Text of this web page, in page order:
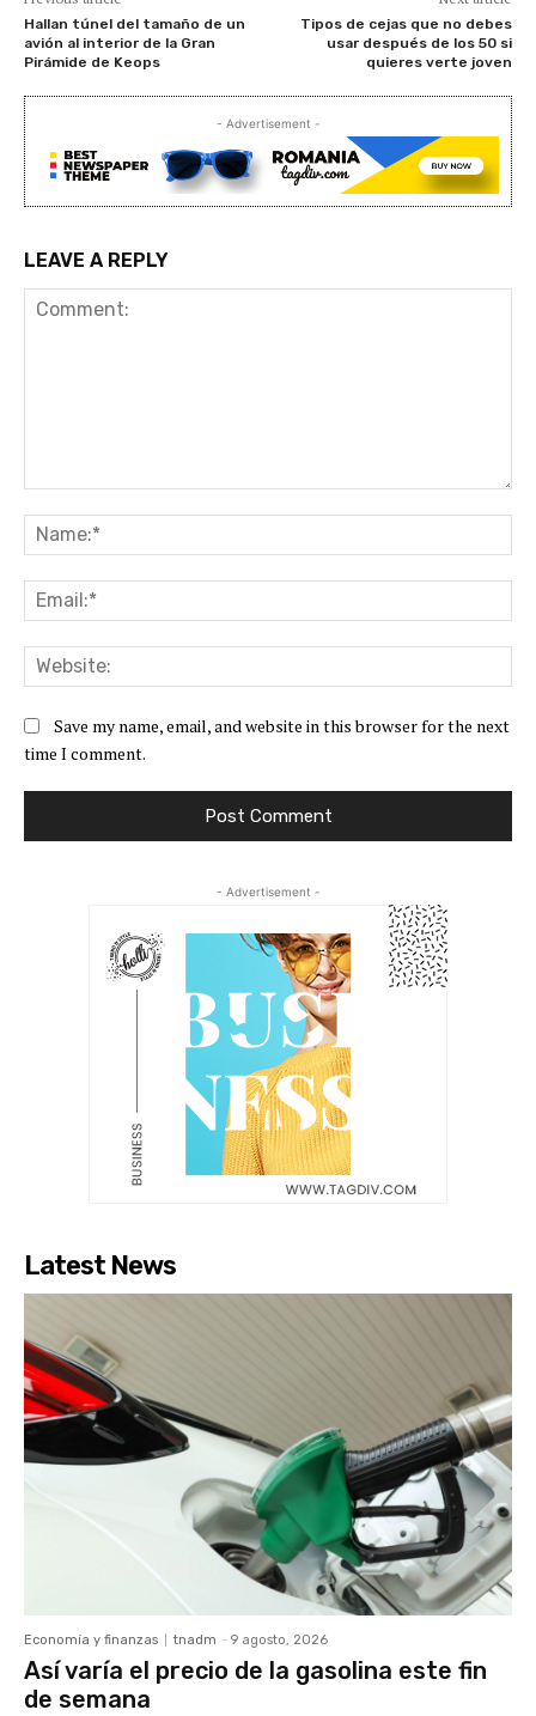
Hallan túnel del tamaño de un
avión al interior de la Gran
Pirámide de Keops
Tipos de cejas que no debes
usar después de los 50 si
quieres verte joven
- Advertisement -
LEAVE A REPLY
Save my name, email, and website in this browser for the next
time I comment.
- Advertisement -
Latest News
Economía y finanzas tnadm - 9 agosto, 2026
Así varía el precio de la gasolina este fin
de semana